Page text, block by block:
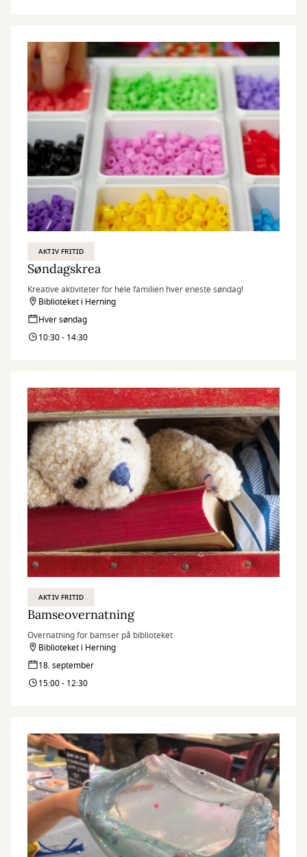
AKTIV FRITID
Søndagskrea
Kreative aktiviteter for hele familien hver eneste søndag!
Biblioteket i Herning
Hver søndag
10:30 - 14:30
AKTIV FRITID
Bamseovernatning
Overnatning for bamser på biblioteket
Biblioteket i Herning
18. september
15:00 - 12:30